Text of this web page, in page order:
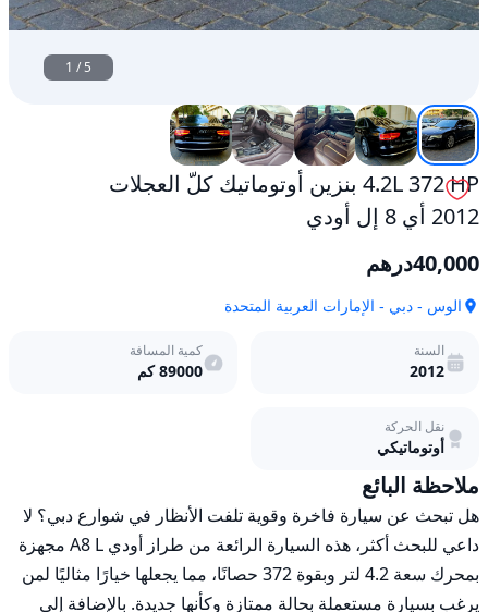
1 /5
4.2L 372 HP بنزين أوتوماتيك كلّ العجلات
2012 أي 8 إل أودي
40,000درهم
الوس - دبي - الإمارات العربية المتحدة
السنة
2012
كمية المسافة
89000كم
نقل الحركة
أوتوماتيكي
ملاحظة البائع